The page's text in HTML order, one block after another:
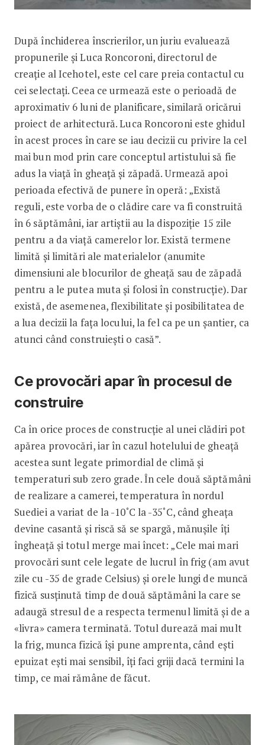
După închiderea înscrierilor, un juriu evaluează
propunerile și Luca Roncoroni, directorul de
creație al Icehotel, este cel care preia contactul cu
cei selectați. Ceea ce urmează este o perioadă de
aproximativ 6 luni de planificare, similară oricărui
proiect de arhitectură. Luca Roncoroni este ghidul
în acest proces în care se iau decizii cu privire la cel
mai bun mod prin care conceptul artistului să fie
adus la viață în gheață și zăpadă. Urmează apoi
perioada efectivă de punere în operă: „Există
reguli, este vorba de o clădire care va fi construită
în 6 săptămâni, iar artiștii au la dispoziție 15 zile
pentru a da viață camerelor lor. Există termene
limită și limitări ale materialelor (anumite
dimensiuni ale blocurilor de gheață sau de zăpadă
pentru a le putea muta și folosi în construcție). Dar
există, de asemenea, flexibilitate și posibilitatea de
a lua decizii la fața locului, la fel ca pe un șantier, ca
atunci când construiești o casă”.
Ce provocări apar în procesul de
construire
Ca în orice proces de construcție al unei clădiri pot
apărea provocări, iar în cazul hotelului de gheață
acestea sunt legate primordial de climă și
temperaturi sub zero grade. În cele două săptămâni
de realizare a camerei, temperatura în nordul
Suediei a variat de la -10˚C la -35˚C, când gheața
devine casantă și riscă să se spargă, mănușile îți
îngheață și totul merge mai încet: „Cele mai mari
provocări sunt cele legate de lucrul în frig (am avut
zile cu -35 de grade Celsius) și orele lungi de muncă
fizică susținută timp de două săptămâni la care se
adaugă stresul de a respecta termenul limită și de a
«livra» camera terminată. Totul durează mai mult
la frig, munca fizică își pune amprenta, când ești
epuizat ești mai sensibil, îți faci griji dacă termini la
timp, ce mai rămâne de făcut.